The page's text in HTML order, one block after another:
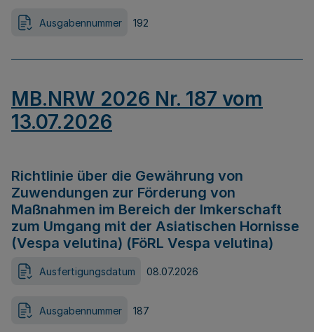
Ausgabennummer 192
MB.NRW 2026 Nr. 187 vom
13.07.2026
Richtlinie über die Gewährung von
Zuwendungen zur Förderung von
Maßnahmen im Bereich der Imkerschaft
zum Umgang mit der Asiatischen Hornisse
(Vespa velutina) (FöRL Vespa velutina)
Ausfertigungsdatum 08.07.2026
Ausgabennummer 187